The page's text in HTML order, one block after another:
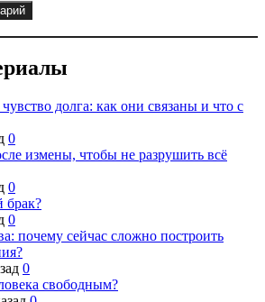
долга: как они связаны и что с
0
измены, чтобы не разрушить всё
0
брак?
0
почему сейчас сложно построить
0
свободным?